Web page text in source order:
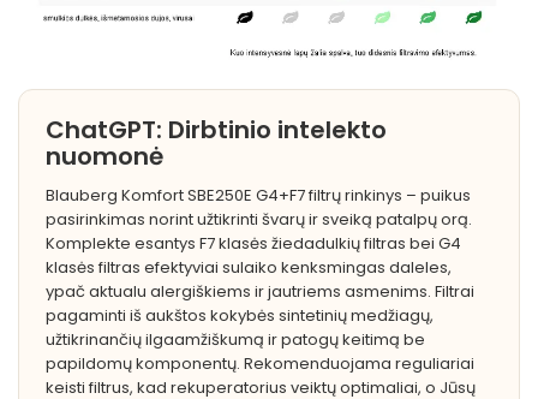
ChatGPT: Dirbtinio intelekto
nuomonė
Blauberg Komfort SBE250E G4+F7 filtrų rinkinys – puikus
pasirinkimas norint užtikrinti švarų ir sveiką patalpų orą.
Komplekte esantys F7 klasės žiedadulkių filtras bei G4
klasės filtras efektyviai sulaiko kenksmingas daleles,
ypač aktualu alergiškiems ir jautriems asmenims. Filtrai
pagaminti iš aukštos kokybės sintetinių medžiagų,
užtikrinančių ilgaamžiškumą ir patogų keitimą be
papildomų komponentų. Rekomenduojama reguliariai
keisti filtrus, kad rekuperatorius veiktų optimaliai, o Jūsų